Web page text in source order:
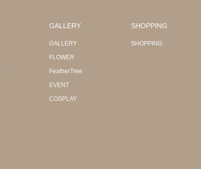
GALLERY
GALLERY
FLOWER
FeatherTree
EVENT
COSPLAY
SHOPPING
SHOPPING